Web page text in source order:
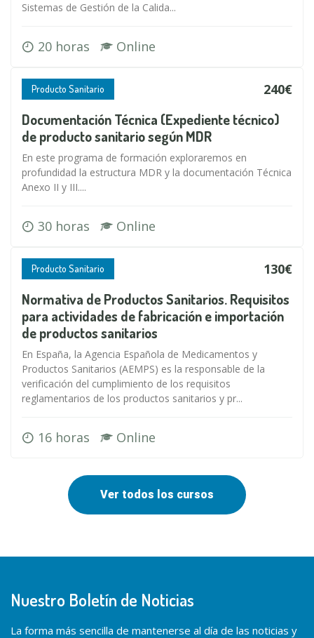
Sistemas de Gestión de la Calida...
20 horas Online
Producto Sanitario 240€
Documentación Técnica (Expediente técnico)
de producto sanitario según MDR
En este programa de formación exploraremos en
profundidad la estructura MDR y la documentación Técnica
Anexo II y III....
30 horas Online
Producto Sanitario 130€
Normativa de Productos Sanitarios. Requisitos
para actividades de fabricación e importación
de productos sanitarios
En España, la Agencia Española de Medicamentos y
Productos Sanitarios (AEMPS) es la responsable de la
verificación del cumplimiento de los requisitos
reglamentarios de los productos sanitarios y pr...
16 horas Online
Ver todos los cursos
Nuestro Boletín de Noticias
La forma más sencilla de mantenerse al día de las noticias y